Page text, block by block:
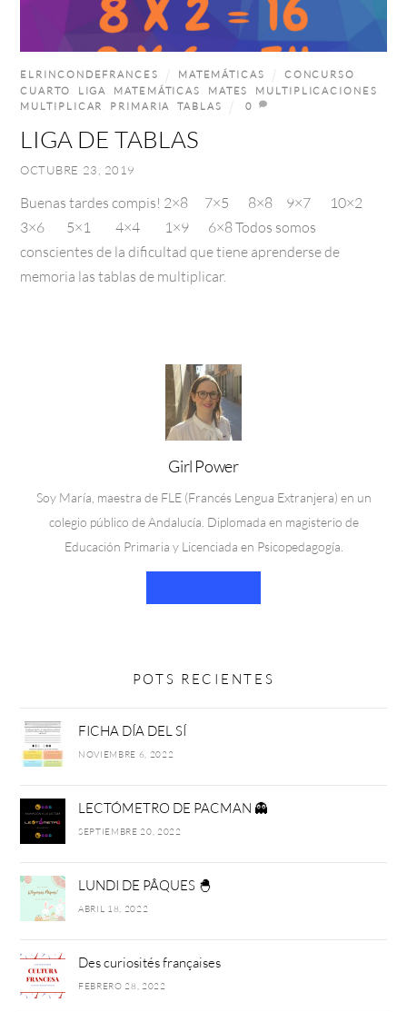
OCTUBRE 23, 2019
LIGA DE TABLAS
ELRINCONDEFRANCES MATEMÁTICAS CONCURSO
CUARTO
LIGA MATEMÁTICAS MATES MULTIPLICACIONES
MULTIPLICAR
PRIMARIA ,TABLAS 0
Buenas tardes compis! 2×8 7×5 8×8 9×7 10×2
3×6 5×1 4×4 1×9 6×8 Todos somos
conscientes de la dificultad que tiene aprenderse de
memoria las tablas de multiplicar.
Girl Power
Soy María, maestra de FLE (Francés Lengua Extranjera) en un
colegio público de Andalucía. Diplomada en magisterio de
Educación Primaria y Licenciada en Psicopedagogía.
POTS RECIENTES
FICHA DÍA DEL SÍ
NOVIEMBRE 6, 2022
LECTÓMETRO DE PACMAN 👻
SEPTIEMBRE 20, 2022
LUNDI DE PÂQUES 🐣
ABRIL 18, 2022
Des curiosités françaises
FEBRERO 28, 2022